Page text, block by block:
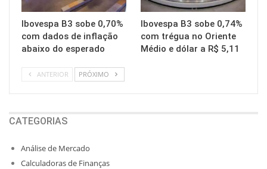
Ibovespa B3 sobe 0,70%
com dados de inflação
abaixo do esperado
Ibovespa B3 sobe 0,74%
com trégua no Oriente
Médio e dólar a R$ 5,11
ANTERIOR PRÓXIMO
CATEGORIAS
Análise de Mercado
Calculadoras de Finanças